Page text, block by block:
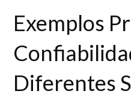
Exemplos
Diferentes